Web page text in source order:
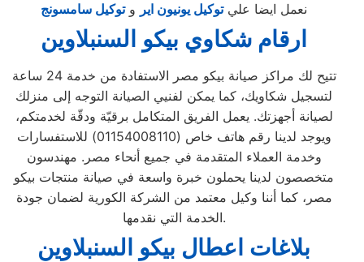
نعمل ايضا عليتوكيل يونيون اير وتوكيل سامسونج
ارقام شكاوي بيكو السنبلاوين
تتيح لك مراكز صيانة بيكو مصر الاستفادة من خدمة 24 ساعة
لتسجيل شكاويك، كما يمكن لفنيي الصيانة التوجه إلى منزلك
لصيانة أجهزتك. يعمل الفريق المتكامل برقيّة ودقّة لخدمتكم،
ويوجد لدينا رقم هاتف خاص (01154008110) للاستفسارات
وخدمة العملاء المتقدمة في جميع أنحاء مصر. مهندسون
متخصصون لدينا يحملون خبرة واسعة في صيانة منتجات بيكو
مصر، كما أننا وكيل معتمد من الشركة الكورية لضمان جودة
الخدمة التي نقدمها.
بلاغات اعطال بيكو السنبلاوين